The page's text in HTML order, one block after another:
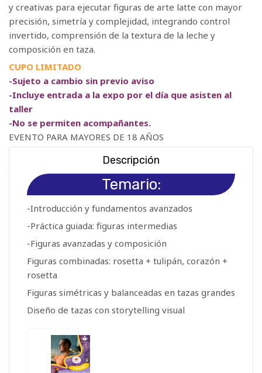
y creativas para ejecutar figuras de arte latte con mayor
precisión, simetría y complejidad, integrando control
invertido, comprensión de la textura de la leche y
composición en taza.
CUPO LIMITADO
-Sujeto a cambio sin previo aviso
-Incluye entrada a la expo por el día que asisten al
taller
-No se permiten acompañantes.
EVENTO PARA MAYORES DE 18 AÑOS
Descripción
Temario:
-Introducción y fundamentos avanzados
-Práctica guiada: figuras intermedias
-Figuras avanzadas y composición
Figuras combinadas: rosetta + tulipán, corazón +
rosetta
Figuras simétricas y balanceadas en tazas grandes
Diseño de tazas con storytelling visual